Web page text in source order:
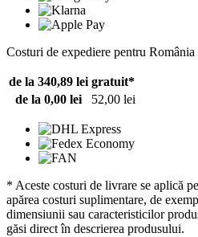
Costuri de expediere pentru România
de la 340,89 lei gratuit*
de la 0,00 lei
52,00 lei
* Aceste costuri de livrare se aplică
apărea costuri suplimentare, de
dimensiunii sau caracteristicilor
găsi direct în descrierea produsului.